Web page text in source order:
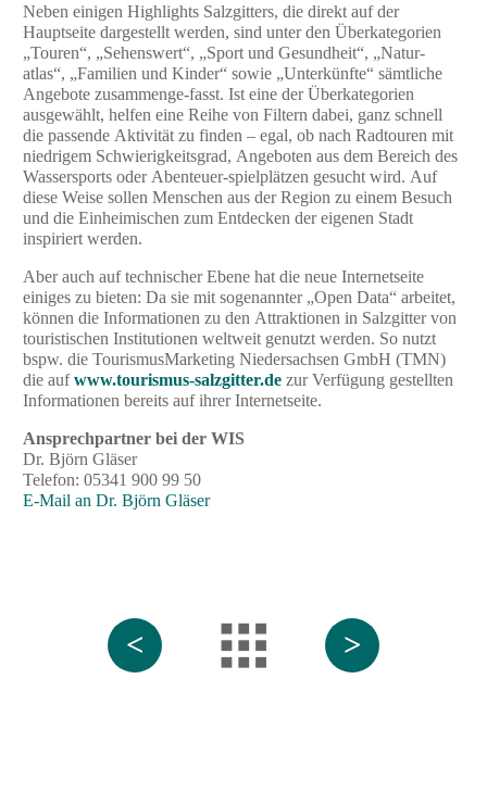
Neben einigen Highlights Salzgitters, die direkt auf der
Hauptseite dargestellt werden, sind unter den Überkategorien
„Touren“, „Sehenswert“, „Sport und Gesundheit“, „Natur-
atlas“, „Familien und Kinder“ sowie „Unterkünfte“ sämtliche
Angebote zusammenge-fasst. Ist eine der Überkategorien
ausgewählt, helfen eine Reihe von Filtern dabei, ganz schnell
die passende Aktivität zu finden – egal, ob nach Radtouren mit
niedrigem Schwierigkeitsgrad, Angeboten aus dem Bereich des
Wassersports oder Abenteuer-spielplätzen gesucht wird. Auf
diese Weise sollen Menschen aus der Region zu einem Besuch
und die Einheimischen zum Entdecken der eigenen Stadt
inspiriert werden.
Aber auch auf technischer Ebene hat die neue Internetseite
einiges zu bieten: Da sie mit sogenannter „Open Data“ arbeitet,
können die Informationen zu den Attraktionen in Salzgitter von
touristischen Institutionen weltweit genutzt werden. So nutzt
bspw. die TourismusMarketing Niedersachsen GmbH (TMN)
die aufwww.tourismus-salzgitter.dezur Verfügung gestellten
Informationen bereits auf ihrer Internetseite.
Ansprechpartner bei der WIS
Dr. Björn Gläser
Telefon: 05341 900 99 50
E-Mail an Dr. Björn Gläser
< >